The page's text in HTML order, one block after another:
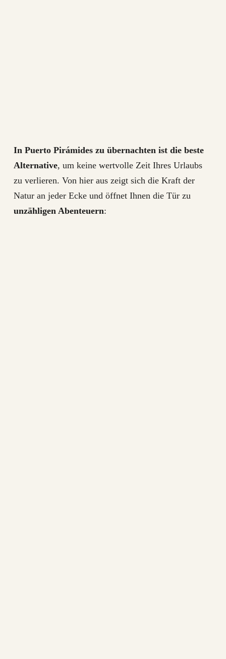
In Puerto Pirámides zu übernachten ist die beste
Alternative, um keine wertvolle Zeit Ihres Urlaubs
zu verlieren. Von hier aus zeigt sich die Kraft der
Natur an jeder Ecke und öffnet Ihnen die Tür zu
unzähligen Abenteuern: